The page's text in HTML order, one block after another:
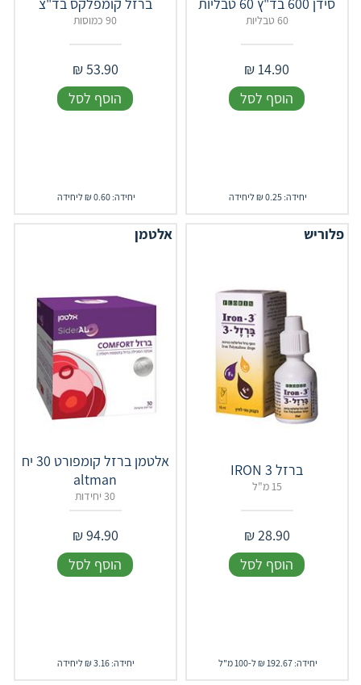
60 טבליות
14.90
₪
הוסף לסל
יחידה: 0.25 ₪ ליחידה
90 כמוסות
53.90
₪
הוסף לסל
יחידה: 0.60 ₪ ליחידה
פלוריש
ברזל IRON 3
15 מ"ל
28.90
₪
הוסף לסל
יחידה: 192.67 ₪ ל-100 מ"ל
אלטמן
‏אלטמן ברזל קומפורט 30 יח
altman
30 יחידות
94.90
₪
הוסף לסל
יחידה: 3.16 ₪ ליחידה